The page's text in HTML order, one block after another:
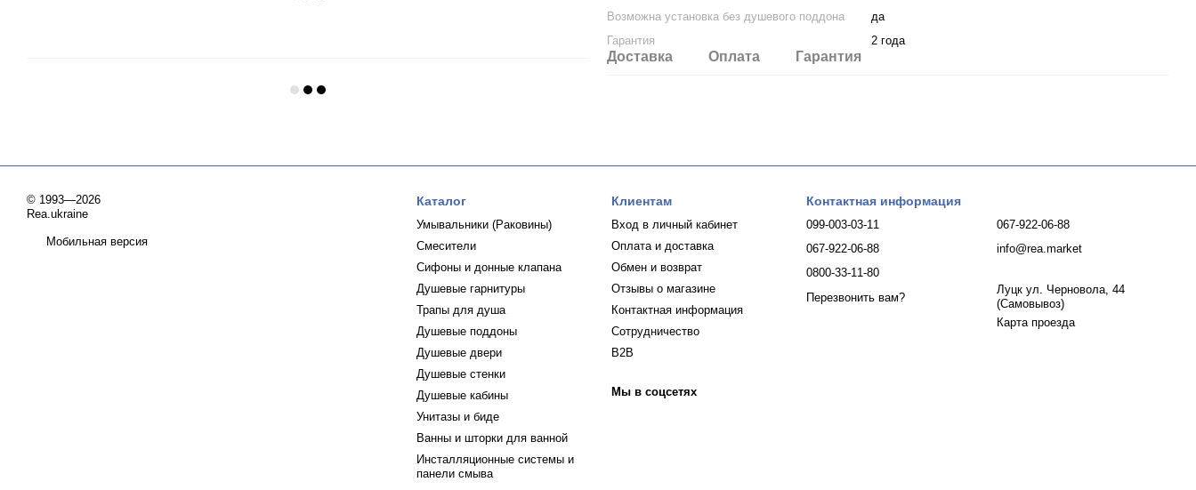
Возможна установка без душевого поддона
да
Гарантия
2 года
Доставка Оплата Гарантия
© 1993—2026
Rea.ukraine
Мобильная версия
Каталог
Умывальники (Раковины)
Смесители
Сифоны и донные клапана
Душевые гарнитуры
Трапы для душа
Душевые поддоны
Душевые двери
Душевые стенки
Душевые кабины
Унитазы и биде
Ванны и шторки для ванной
Инсталляционные системы и
панели смыва
Клиентам
Вход в личный кабинет
Оплата и доставка
Обмен и возврат
Отзывы о магазине
Контактная информация
Сотрудничество
B2B
Мы в соцсетях
Контактная информация
099-003-03-11
067-922-06-88
0800-33-11-80
Перезвонить вам?
067-922-06-88
info@rea.market
Луцк ул. Черновола, 44
(Самовывоз)
Карта проезда